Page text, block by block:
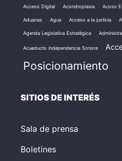
Acceso Digital Acondroplasia Acoso
Aduanas Agua Acceso a la justicia
Agenda Legislativa Estratégica
Acueducto Independencia Sonora
Posicionamiento
SITIOS DE INTERÉS
Sala de prensa
Boletines